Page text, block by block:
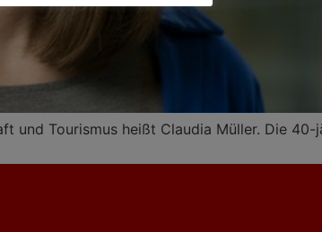
und Tourismus heißt Claudia Müller. Die